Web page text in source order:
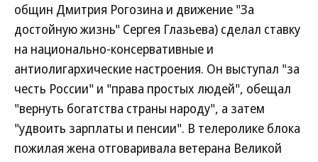
общин Дмитрия Рогозина и движение "За
достойную жизнь" Сергея Глазьева) сделал ставку
на национально-консервативные и
антиолигархические настроения. Он выступал "за
честь России" и "права простых людей", обещал
"вернуть богатства страны народу", а затем
"удвоить зарплаты и пенсии". В телеролике блока
пожилая жена отговаривала ветерана Великой